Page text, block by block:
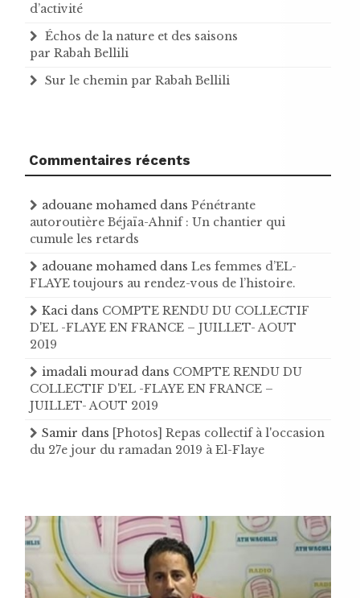
d’activité
Échos de la nature et des saisons
par Rabah Bellili
Sur le chemin par Rabah Bellili
Commentaires récents
adouane mohamed dans Pénétrante
autoroutière Béjaïa-Ahnif : Un chantier qui
cumule les retards
adouane mohamed dans Les femmes d’EL-
FLAYE toujours au rendez-vous de l’histoire .
Kaci dans COMPTE RENDU DU COLLECTIF
D'EL -FLAYE EN FRANCE – JUILLET- AOUT
2019
imadali mourad dans COMPTE RENDU DU
COLLECTIF D'EL -FLAYE EN FRANCE –
JUILLET- AOUT 2019
Samir dans [Photos] Repas collectif à l'occasion
du 27e jour du ramadan 2019 à El-Flaye